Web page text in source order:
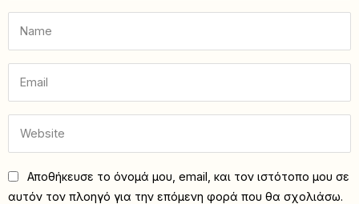
Αποθήκευσε το όνομά μου, email, και τον ιστότοπο μου σε
αυτόν τον πλοηγό για την επόμενη φορά που θα σχολιάσω.